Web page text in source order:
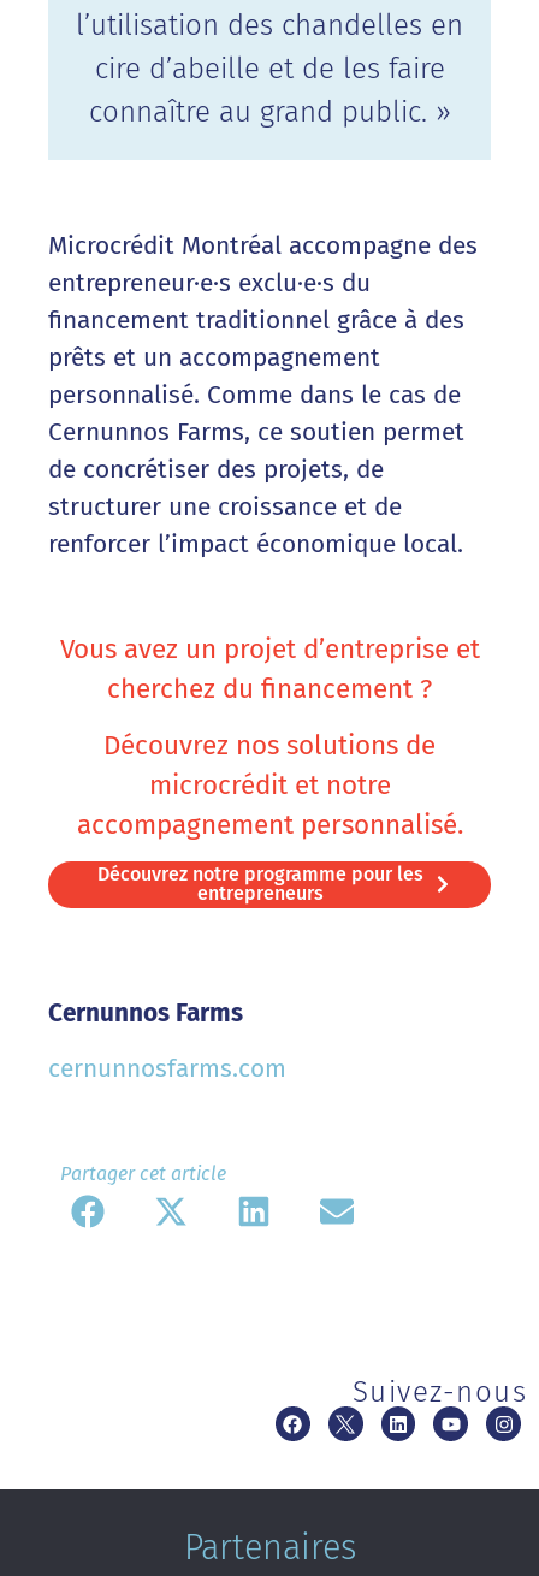
l’utilisation des chandelles en
cire d’abeille et de les faire
connaître au grand public. »
Microcrédit Montréal accompagne des
entrepreneur·e·s exclu·e·s du
financement traditionnel grâce à des
prêts et un accompagnement
personnalisé. Comme dans le cas de
Cernunnos Farms, ce soutien permet
de concrétiser des projets, de
structurer une croissance et de
renforcer l’impact économique local.
Vous avez un projet d’entreprise et
cherchez du financement ?
Découvrez nos solutions de
microcrédit et notre
accompagnement personnalisé.
Découvrez notre programme pour les
entrepreneurs
Cernunnos Farms
cernunnosfarms.com
Partager cet article​
Suivez-nous
Partenaires